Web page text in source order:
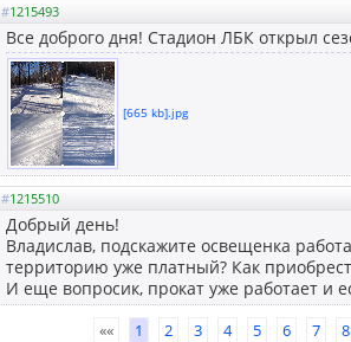
#1215493
Все доброго дня! Стадион ЛБК открыл
[665 kb].jpg
#1215510
Добрый день!
Владислав, подскажите освещенка
территорию уже платный? Как
И еще вопросик, прокат уже работает и
«« 1 2 3 4 5 6 7 8